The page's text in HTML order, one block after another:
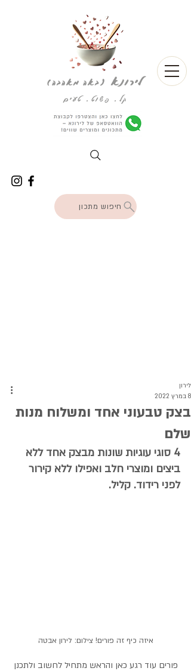
לירונא(באה מאהבה)
קל. פשוט. טעים
חיפוש מתכון
בצק טבעוני אחד ומשלוח מנות
שלם
לירון
8 במרץ 2022
4 סוגי עוגיות שונות מבצק אחד ללא
ביצים ומוצרי חלב ואפילו ללא קירור
לפני רידוד. קליל.
איזה כיף זה פורים! צילום: לירון אבטה
פורים עוד רגע כאן והראש מתחיל לחשוב ולתכנן